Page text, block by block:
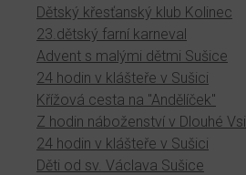
Dětský křesťanský klub Kolinec
23.dětský farní karneval
Advent s malými dětmi Sušice
24 hodin v klášteře v Sušici
Křížová cesta na "Andělíček"
Z hodin náboženství v Dlouhé Vsi
24 hodin v klášteře v Sušici
Děti od sv. Václava Sušice